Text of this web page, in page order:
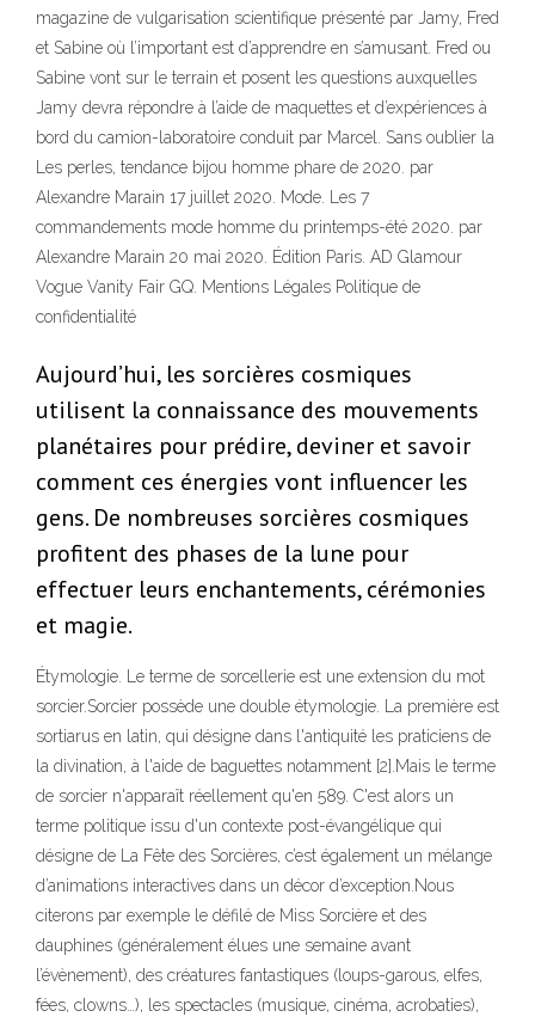
magazine de vulgarisation scientifique présenté par Jamy, Fred
et Sabine où l’important est d’apprendre en s’amusant. Fred ou
Sabine vont sur le terrain et posent les questions auxquelles
Jamy devra répondre à l’aide de maquettes et d’expériences à
bord du camion-laboratoire conduit par Marcel. Sans oublier la
Les perles, tendance bijou homme phare de 2020. par
Alexandre Marain 17 juillet 2020. Mode. Les 7
commandements mode homme du printemps-été 2020. par
Alexandre Marain 20 mai 2020. Édition Paris. AD Glamour
Vogue Vanity Fair GQ. Mentions Légales Politique de
confidentialité
Aujourd’hui, les sorcières cosmiques
utilisent la connaissance des mouvements
planétaires pour prédire, deviner et savoir
comment ces énergies vont influencer les
gens. De nombreuses sorcières cosmiques
profitent des phases de la lune pour
effectuer leurs enchantements, cérémonies
et magie.
Étymologie. Le terme de sorcellerie est une extension du mot
sorcier.Sorcier possède une double étymologie. La première est
sortiarus en latin, qui désigne dans l'antiquité les praticiens de
la divination, à l'aide de baguettes notamment [2].Mais le terme
de sorcier n'apparaît réellement qu'en 589. C'est alors un
terme politique issu d'un contexte post-évangélique qui
désigne de La Fête des Sorcières, c’est également un mélange
d’animations interactives dans un décor d’exception.Nous
citerons par exemple le défilé de Miss Sorcière et des
dauphines (généralement élues une semaine avant
l’évènement), des créatures fantastiques (loups-garous, elfes,
fées, clowns…), les spectacles (musique, cinéma, acrobaties),